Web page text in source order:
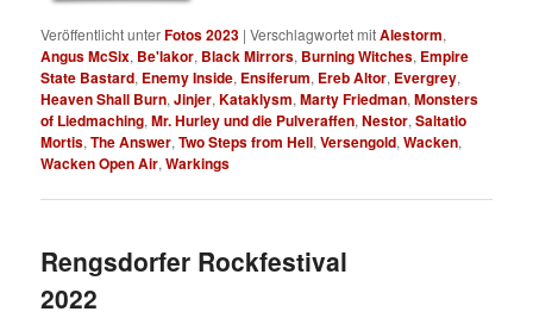
Veröffentlicht unterFotos 2023 |Verschlagwortet mitAlestorm,
Angus McSix, Be'lakor, Black Mirrors, Burning Witches, Empire
State Bastard, Enemy Inside, Ensiferum, Ereb Altor, Evergrey,
Heaven Shall Burn,Jinjer,Kataklysm,Marty Friedman,Monsters
of Liedmaching,Mr. Hurley und die Pulveraffen,Nestor,Saltatio
Mortis,The Answer,Two Steps from Hell,Versengold,Wacken,
Wacken Open Air,Warkings
Rengsdorfer Rockfestival
2022